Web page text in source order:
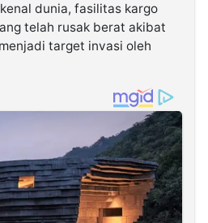
dunia, fasilitas kargo
telah rusak berat akibat
target invasi oleh